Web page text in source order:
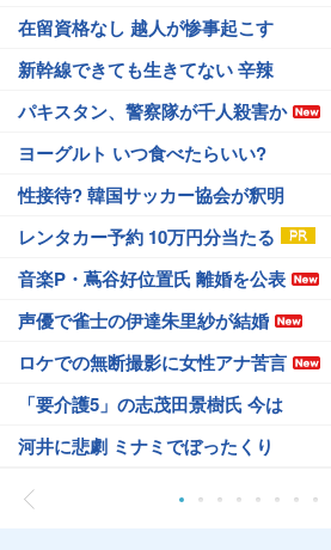
在留資格なし 越人が惨事起こす
新幹線できても生きてない 辛辣
パキスタン、警察隊が千人殺害か
ヨーグルト いつ食べたらいい?
性接待? 韓国サッカー協会が釈明
レンタカー予約 10万円分当たる
音楽P・蔦谷好位置氏 離婚を公表
声優で雀士の伊達朱里紗が結婚
ロケでの無断撮影に女性アナ苦言
「要介護5」の志茂田景樹氏 今は
河井に悲劇 ミナミでぼったくり